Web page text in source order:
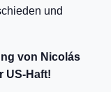
und
von Nicolás
US-Haft!